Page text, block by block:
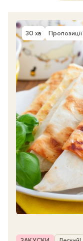
Час приготування
30 хв Пропозиції
Рубрика